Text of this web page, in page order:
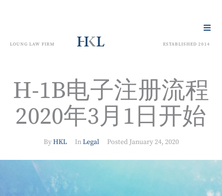
LOUNG LAW FIRM ESTABLISHED 2014
H-1B电子注册流程
2020年3月1日开始
ByHKL InLegal Posted January 24, 2020